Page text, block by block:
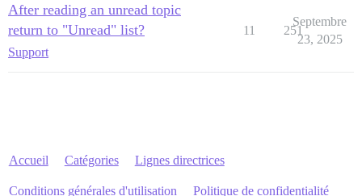
After reading an unread topic
return to "Unread" list?
Support
11 251
Septembre
23, 2025
Accueil Catégories Lignes directrices
Conditions générales d'utilisation Politique de confidentialité